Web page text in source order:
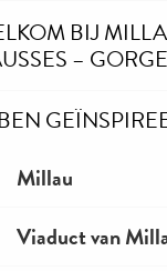
BIJ
–
Millau
Viaduct van